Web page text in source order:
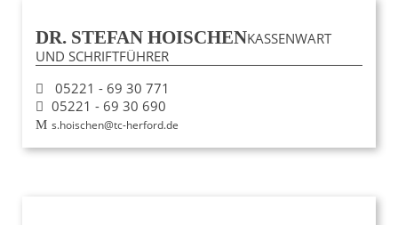
DR. STEFAN HOISCHENKASSENWART
UND SCHRIFTFÜHRER
05221 - 69 30 771
05221 - 69 30 690
s.hoischen@tc-herford.de